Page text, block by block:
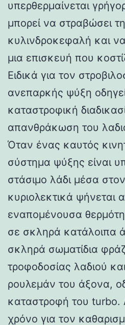
υπερθερμαίνεται
μπορεί να στραβώσει
κυλινδροκεφαλή και
μια επισκευή που
Ειδικά για τον
ανεπαρκής ψύξη
καταστροφική
απανθράκωση του
Όταν ένας καυτός
σύστημα ψύξης είναι
στάσιμο λάδι μέσα
κυριολεκτικά ψήνεται
εναπομένουσα
σε σκληρά κατάλοιπα
σκληρά σωματίδια
τροφοδοσίας λαδιού
ρουλεμάν του άξονα,
καταστροφή του turbo.
χρόνο για τον